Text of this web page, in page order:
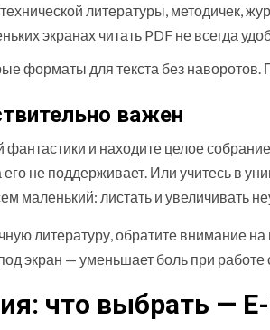
литературы, методичек,
экранах читать PDF не всегда
форматы для текста без наворотов.
важен
фантастики и находите целое
не поддерживает. Или учитесь в
маленький: листать и увеличивать
литературу, обратите
экран — уменьшает боль при
что выбрать —